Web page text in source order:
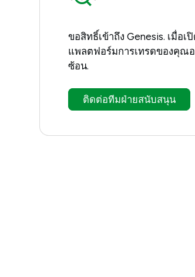
ขอสิทธิ์เข้าถึง Genesis. เมื่อ
แพลตฟอร์มการเทรดของคุณ
ซ้อน.
ติดต่อทีมฝ่ายสนับสนุน